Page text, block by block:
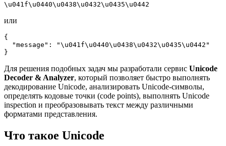
\u041f\u0440\u0438\u0432\u0435\u0442
или
{
  "message": "\u041f\u0440\u0438\u0432\u0435\u0442"
}
Для решения подобных задач мы разработали сервис Unicode
Decoder & Analyzer, который позволяет быстро выполнять
декодирование Unicode, анализировать Unicode-символы,
определять кодовые точки (code points), выполнять Unicode
inspection и преобразовывать текст между различными
форматами представления.
Что такое Unicode